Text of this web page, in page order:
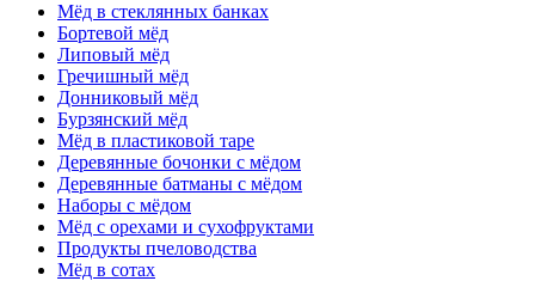
Мёд в стеклянных банках
Бортевой мёд
Липовый мёд
Гречишный мёд
Донниковый мёд
Бурзянский мёд
Мёд в пластиковой таре
Деревянные бочонки с мёдом
Деревянные батманы с мёдом
Наборы с мёдом
Мёд с орехами и сухофруктами
Продукты пчеловодства
Мёд в сотах